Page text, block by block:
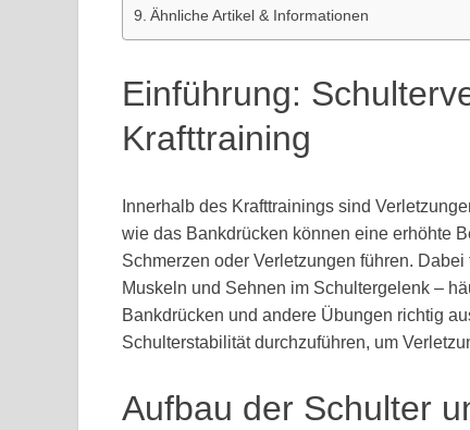
Ähnliche Artikel & Informationen
Einführung:
Krafttraining
Innerhalb des Krafttrainings sind
wie das Bankdrücken können eine erhöhte
Schmerzen oder Verletzungen führen.
Muskeln und Sehnen im Schultergelenk –
Bankdrücken und andere Übungen richtig
Schulterstabilität durchzuführen, um
Aufbau der Schulter